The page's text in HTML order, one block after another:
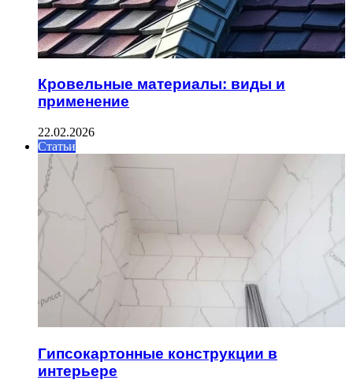
Кровельные материалы: виды и
применение
22.02.2026
Статьи
Гипсокартонные конструкции в
интерьере